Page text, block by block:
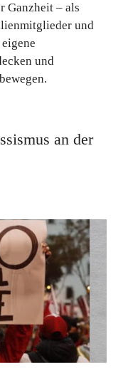
Ganzheit – als
und
und
an der